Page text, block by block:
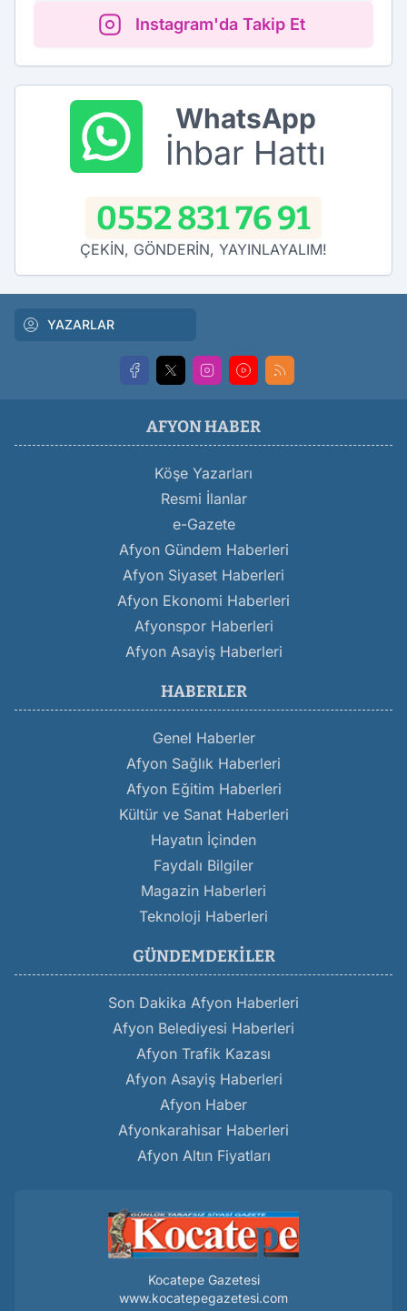
Instagram'da Takip Et
WhatsApp
İhbar Hattı
0552 831 76 91
ÇEKİN, GÖNDERİN, YAYINLAYALIM!
YAZARLAR
AFYON HABER
Köşe Yazarları
Resmi İlanlar
e-Gazete
Afyon Gündem Haberleri
Afyon Siyaset Haberleri
Afyon Ekonomi Haberleri
Afyonspor Haberleri
Afyon Asayiş Haberleri
HABERLER
Genel Haberler
Afyon Sağlık Haberleri
Afyon Eğitim Haberleri
Kültür ve Sanat Haberleri
Hayatın İçinden
Faydalı Bilgiler
Magazin Haberleri
Teknoloji Haberleri
GÜNDEMDEKILER
Son Dakika Afyon Haberleri
Afyon Belediyesi Haberleri
Afyon Trafik Kazası
Afyon Asayiş Haberleri
Afyon Haber
Afyonkarahisar Haberleri
Afyon Altın Fiyatları
Kocatepe Gazetesi
www.kocatepegazetesi.com